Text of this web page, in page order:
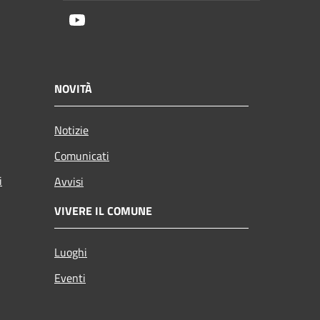
NOVITÀ
Notizie
Comunicati
Avvisi
VIVERE IL COMUNE
Luoghi
Eventi